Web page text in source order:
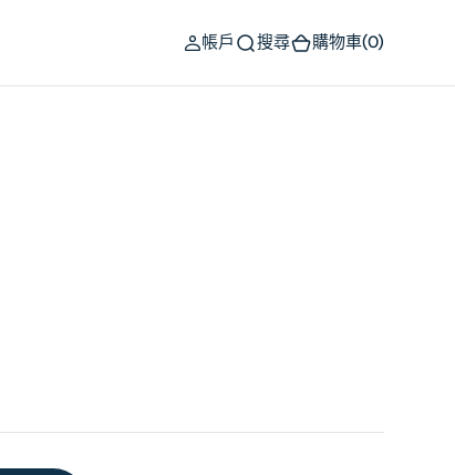
帳戶 搜尋 購物車(0)